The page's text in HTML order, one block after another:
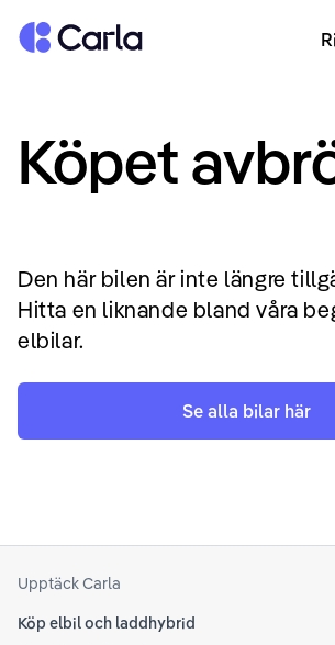
Tillbaka till startsidan
Köpet
Den här bilen är inte längre
Hitta en liknande bland våra
elbilar.
Se alla bilar här
Upptäck Carla
Köp elbil och laddhybrid